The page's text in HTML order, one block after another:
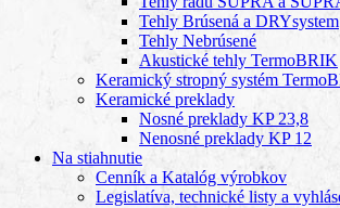
Tehly Brúsená a DRYsystem
Tehly Nebrúsené
Akustické tehly TermoBRIK
Keramický stropný systém
Keramické preklady
Nosné preklady KP 23,8
Nenosné preklady KP 12
Na stiahnutie
Cenník a Katalóg výrobkov
Legislatíva, technické listy a